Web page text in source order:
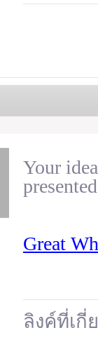
Your
Great
ลิงค์ที่เกี่